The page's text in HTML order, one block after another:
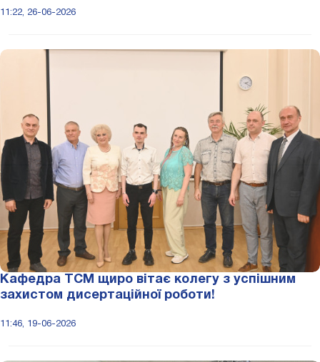
11:22, 26-06-2026
Кафедра ТСМ щиро вітає колегу з успішним
захистом дисертаційної роботи!
11:46, 19-06-2026